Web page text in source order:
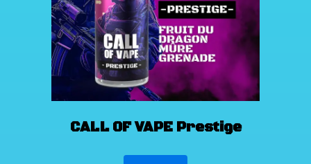
CALL OF VAPE Prestige